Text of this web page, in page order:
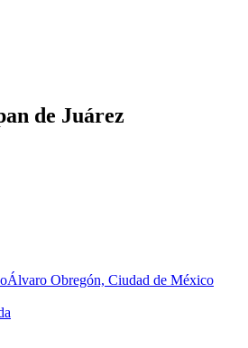
de Juárez
Álvaro Obregón, Ciudad de México